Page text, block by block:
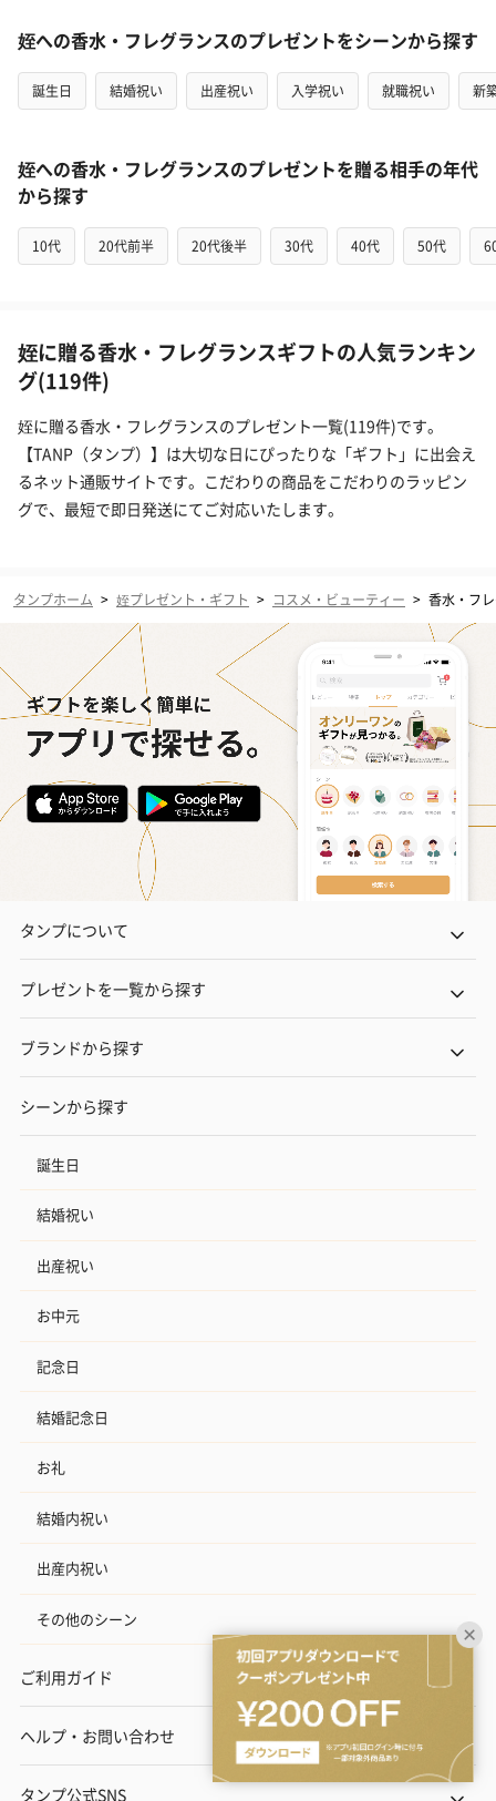
姪への香水・フレグランスのプレゼントをシーンから探す
誕生日 結婚祝い 出産祝い 入学祝い 就職祝い 新
姪への香水・フレグランスのプレゼントを贈る相手の年代
から探す
10代 20代前半 20代後半 30代 40代 50代
姪に贈る香水・フレグランスギフトの人気ランキン
グ(119件)
姪に贈る香水・フレグランスのプレゼント一覧(119件)です。
【TANP（タンプ）】は大切な日にぴったりな「ギフト」に出会え
るネット通販サイトです。こだわりの商品をこだわりのラッピン
グで、最短で即日発送にてご対応いたします。
タンプホーム > 姪プレゼント・ギフト > コスメ・ビューティー > 香水・フ
タンプについて
プレゼントを一覧から探す
ブランドから探す
シーンから探す
誕生日
結婚祝い
出産祝い
お中元
記念日
結婚記念日
お礼
結婚内祝い
出産内祝い
その他のシーン
ご利用ガイド
ヘルプ・お問い合わせ
タンプ公式SNS